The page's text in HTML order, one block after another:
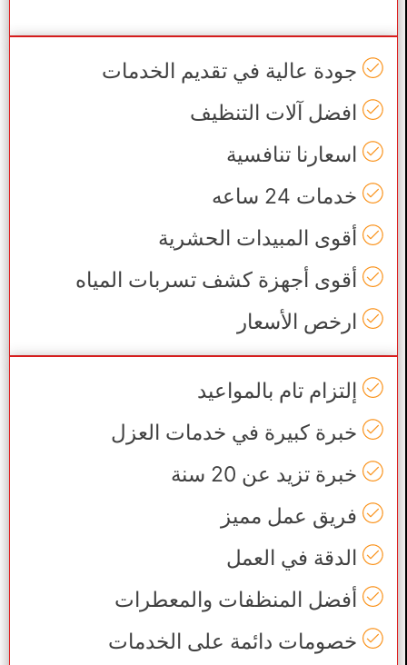
جودة عالية في تقديم الخدمات
افضل آلات التنظيف
اسعارنا تنافسية
خدمات 24 ساعه
أقوى المبيدات الحشرية
أقوى أجهزة كشف تسربات المياه
ارخص الأسعار
إلتزام تام بالمواعيد
خبرة كبيرة في خدمات العزل
خبرة تزيد عن 20 سنة
فريق عمل مميز
الدقة في العمل
أفضل المنظفات والمعطرات
خصومات دائمة على الخدمات